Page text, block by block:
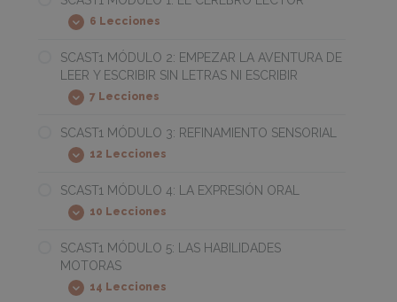
Expandir
SCAST1
1:
CEREBRO
LECTOR
6 Lecciones
SCAST1 MÓDULO 2: EMPEZAR LA AVENTURA DE
LEER Y ESCRIBIR SIN LETRAS NI ESCRIBIR
Expandir
SCAST1
2:
LA
LEER
Y
ESCRIBIR
LETRAS
NI
7 Lecciones
SCAST1 MÓDULO 3: REFINAMIENTO SENSORIAL
Expandir
SCAST1
3:
SENSORIAL
12 Lecciones
SCAST1 MÓDULO 4: LA EXPRESIÓN ORAL
Expandir
SCAST1
4:
EXPRESIÓN
ORAL
10 Lecciones
SCAST1 MÓDULO 5: LAS HABILIDADES
MOTORAS
Expandir
SCAST114 Lecciones